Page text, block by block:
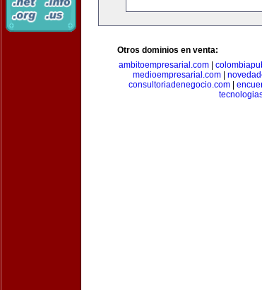
Otros dominios en venta:
ambitoempresarial.com|
medioempresarial.com|
consultoriadenegocio.com|